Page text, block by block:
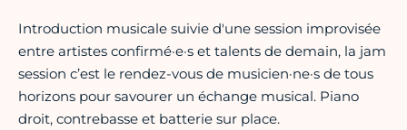
Introduction musicale suivie d'une session improvisée
entre artistes confirmé·e·s et talents de demain, la jam
session c’est le rendez-vous de musicien·ne·s de tous
horizons pour savourer un échange musical. Piano
droit, contrebasse et batterie sur place.